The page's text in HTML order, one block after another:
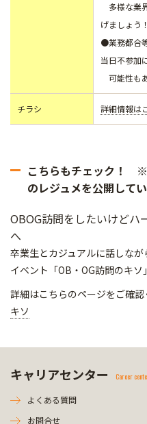
多様な業
げましょう！
●業務都合
当日不参加
可能性も
チラシ 詳細情報は
こちらもチェック！
のレジュメを公開して
OBOG訪問をしたいけど
へ
卒業生とカジュアルに話しな
イベント「OB・OG訪問のキソ
詳細はこちらのページをご確認
キソ
キャリアセンター Career
よくある質問
お問合せ